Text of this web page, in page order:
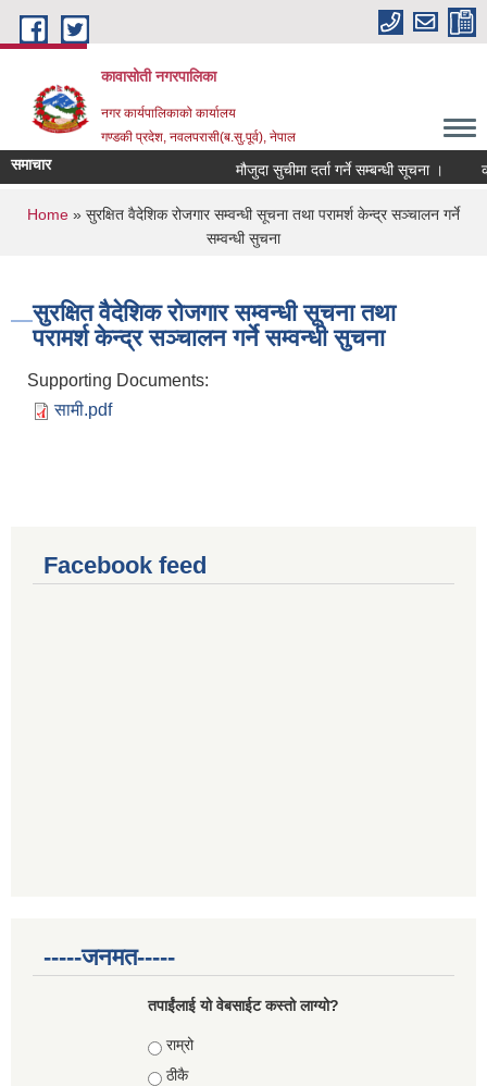
Skip to main content
कावासोती नगरपालिका
नगर कार्यपालिकाको कार्यालय
गण्डकी प्रदेश, नवलपरासी(ब.सु.पूर्व), नेपाल
समाचार मौजुदा सुचीमा दर्ता गर्ने सम्बन्धी सूचना ।
You are here
Home » सुरक्षित वैदेशिक रोजगार सम्वन्धी सूचना तथा परामर्श केन्द्र सञ्चालन गर्ने
सम्वन्धी सुचना
सुरक्षित वैदेशिक रोजगार सम्वन्धी सूचना तथा
परामर्श केन्द्र सञ्चालन गर्ने सम्वन्धी सुचना
Supporting Documents:
सामी.pdf
Facebook feed
-----जनमत-----
तपाईंलाई यो वेबसाईट कस्तो लाग्यो?
Choices
राम्रो
ठीकै